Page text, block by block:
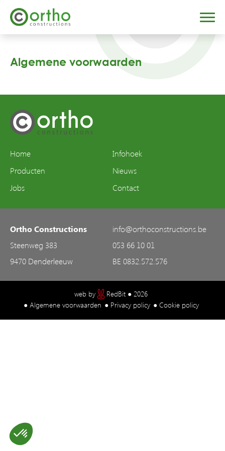
Algemene voorwaarden
Home
Infohoek
Producten
Nieuws
Jobs
Contact
Ortho Constructions
Steenweg 383
9470 Denderleeuw
info@orthoconstructions.be
053 66 10 01
BE 0832.572.576
web by
RedBit ● 2026
● Algemene voorwaarden ● Privacy policy ● Cookie policy